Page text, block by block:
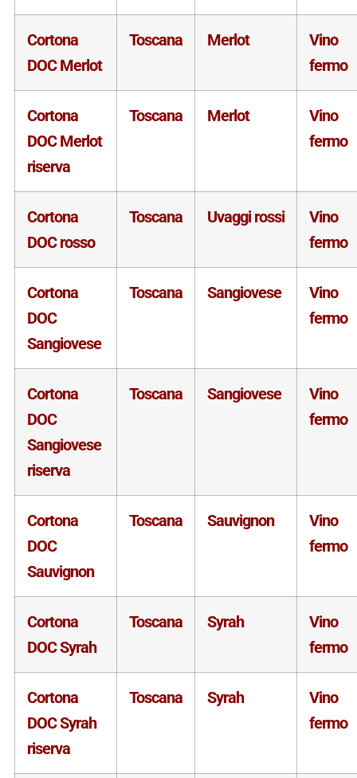
Cortona
DOC Merlot
Toscana Merlot
Vino
fermo
Cortona
DOC Merlot
riserva
Toscana Merlot
Vino
fermo
Cortona
DOC rosso
Toscana Uvaggi rossi
Vino
fermo
Cortona
DOC
Sangiovese
Toscana Sangiovese
Vino
fermo
Cortona
DOC
Sangiovese
riserva
Toscana Sangiovese
Vino
fermo
Cortona
DOC
Sauvignon
Toscana Sauvignon
Vino
fermo
Cortona
DOC Syrah
Toscana Syrah
Vino
fermo
Cortona
DOC Syrah
riserva
Toscana Syrah
Vino
fermo